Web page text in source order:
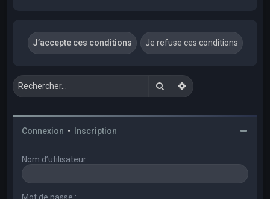
RechercherRecherche avancée
Connexion • Inscription
Nom d’utilisateur :
Mot de passe :